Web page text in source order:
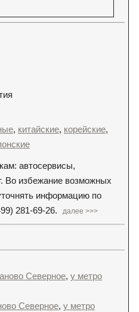
, китайские, корейские,
автосервисы,
Во избежание возможных
информацию по
281-69-26.
далее >>>
Северное, у метро
Северное, у метро